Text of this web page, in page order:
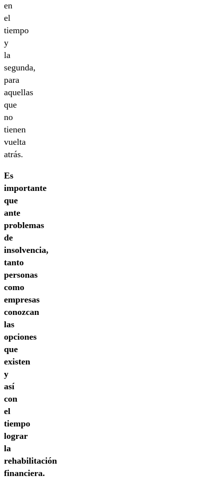
en
el
tiempo
y
la
segunda,
para
aquellas
que
no
tienen
vuelta
atrás.
Es
importante
que
ante
problemas
de
insolvencia,
tanto
personas
como
empresas
conozcan
las
opciones
que
existen
y
así
con
el
tiempo
lograr
la
rehabilitación
financiera.